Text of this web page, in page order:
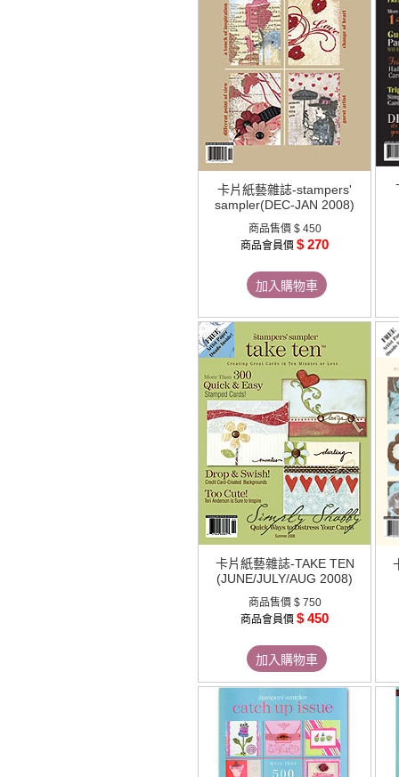
卡片紙藝雜誌-stampers'
sampler(DEC-JAN 2008)
商品售價 $ 450
商品會員價 $ 270
加入購物車
卡片紙藝雜誌-TAKE TEN
(JUNE/JULY/AUG 2008)
商品售價 $ 750
商品會員價 $ 450
加入購物車